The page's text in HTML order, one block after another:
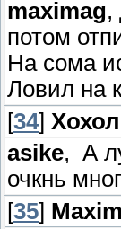
maximag,
потом
На сома
Ловил на
[34] Хохол
asike, А
очкнь
[35]